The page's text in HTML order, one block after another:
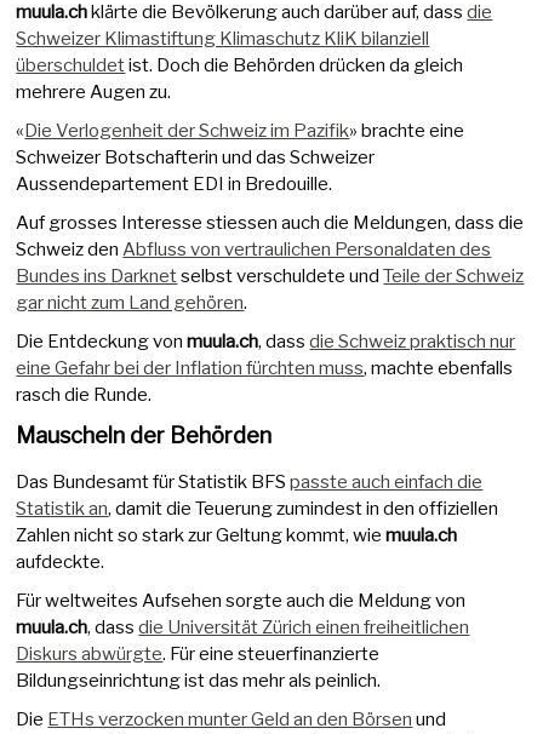
muula.ch klärte die Bevölkerung auch darüber auf, dassdie
Schweizer Klimastiftung Klimaschutz KliK bilanziell
überschuldetist. Doch die Behörden drücken da gleich
mehrere Augen zu.
« Die Verlogenheit der Schweiz im Pazifik» brachte eine
Schweizer Botschafterin und das Schweizer
Aussendepartement EDI in Bredouille.
Auf grosses Interesse stiessen auch die Meldungen, dass die
Schweiz denAbfluss von vertraulichen Personaldaten des
Bundes ins Darknetselbst verschuldete undTeile der Schweiz
gar nicht zum Land gehören.
Die Entdeckung vonmuula.ch, dassdie Schweiz praktisch nur
eine Gefahr bei der Inflation fürchten muss, machte ebenfalls
rasch die Runde.
Mauscheln der Behörden
Das Bundesamt für Statistik BFSpasste auch einfach die
Statistik an, damit die Teuerung zumindest in den offiziellen
Zahlen nicht so stark zur Geltung kommt, wiemuula.ch
aufdeckte.
Für weltweites Aufsehen sorgte auch die Meldung von
muula.ch, dassdie Universität Zürich einen freiheitlichen
Diskurs abwürgte. Für eine steuerfinanzierte
Bildungseinrichtung ist das mehr als peinlich.
Die ETHs verzocken munter Geld an den Börsen und